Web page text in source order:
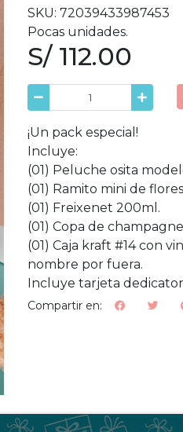
SKU: 72039433987453
Pocas unidades.
S/ 112.00
¡Un pack especial!
Incluye:
(01) Peluche osita
(01) Ramito mini de flores
(01) Freixenet 200ml.
(01) Copa de
(01) Caja kraft #14 con
nombre por fuera.
Incluye tarjeta
Compartir en: